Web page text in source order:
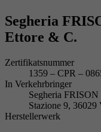
Segheria
Ettore & C.
Zertifikatsnummer
1359 – CPR –
In Verkehrbringer
Segheria
Stazione 9,
Herstellerwerk